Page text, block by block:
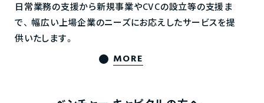
日常業務の支援から新規事業やCVCの設立等の支援ま
で、 幅広い上場企業のニーズにお応えしたサービスを提
供いたします。
MORE